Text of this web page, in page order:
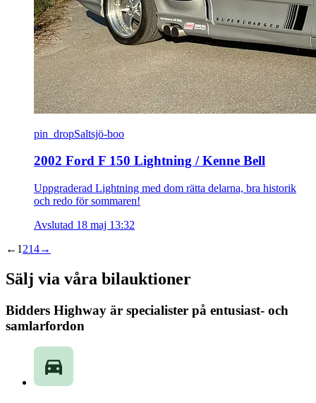
pin_dropSaltsjö-boo
2002 Ford F 150 Lightning / Kenne Bell
Uppgraderad Lightning med dom rätta delarna, bra historik
och redo för sommaren!
Avslutad 18 maj 13:32
← 1 214→
Sälj via våra bilauktioner
Bidders Highway är specialister på entusiast- och
samlarfordon